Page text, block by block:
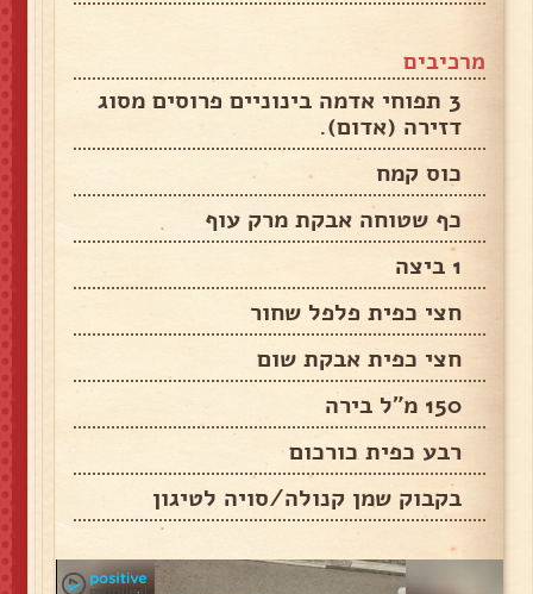
מרכיבים
3 תפוחי אדמה בינוניים פרוסים מסוג
דזירה (אדום).
כוס קמח
כף שטוחה אבקת מרק עוף
1 ביצה
חצי כפית פלפל שחור
חצי כפית אבקת שום
150 מ״ל בירה
רבע כפית כורכום
בקבוק שמן קנולה/סויה לטיגון